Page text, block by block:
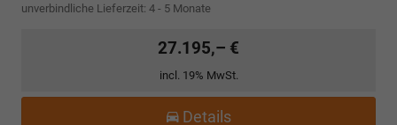
unverbindliche Lieferzeit: 4 - 5 Monate
27.195,– €
incl. 19% MwSt.
Details